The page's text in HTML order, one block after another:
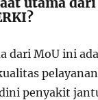
dari MoU ini
penyakit